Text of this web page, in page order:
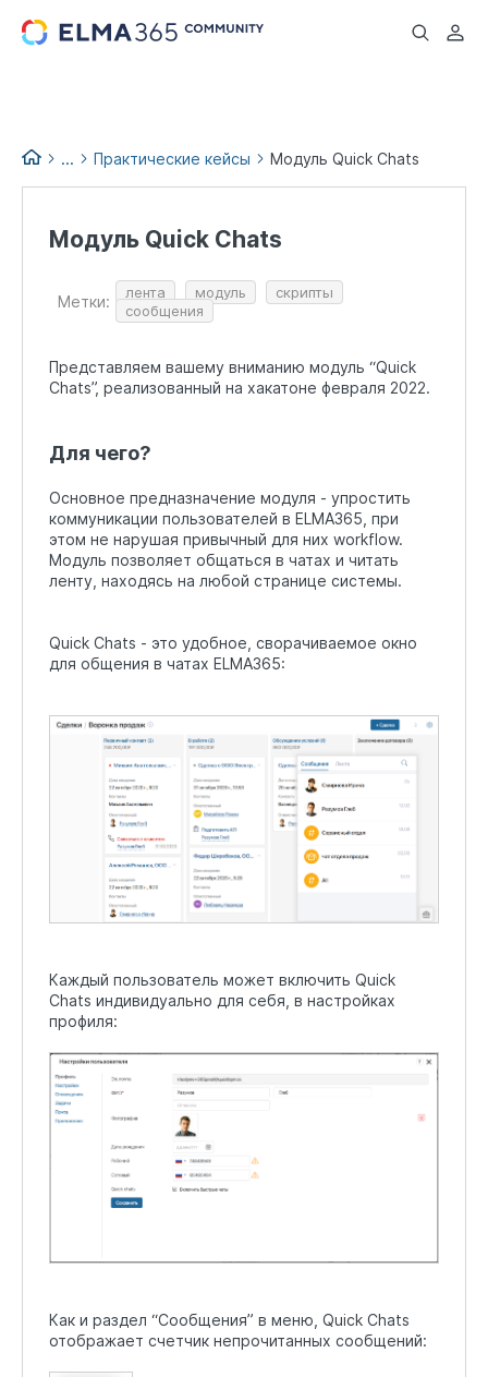
...
...
ELMA365 Low-code Platform
Практические кейсы Модуль Quick Chats
Модуль Quick Chats
Метки: лента модуль
скрипты
сообщения
Представляем вашему вниманию модуль “Quick
Chats”, реализованный на хакатоне февраля 2022.
Для чего?
Основное предназначение модуля - упростить
коммуникации пользователей в ELMA365, при
этом не нарушая привычный для них workflow.
Модуль позволяет общаться в чатах и читать
ленту, находясь на любой странице системы.
Quick Chats - это удобное, сворачиваемое окно
для общения в чатах ELMA365:
Каждый пользователь может включить Quick
Chats индивидуально для себя, в настройках
профиля:
Как и раздел “Сообщения” в меню, Quick Chats
отображает счетчик непрочитанных сообщений: